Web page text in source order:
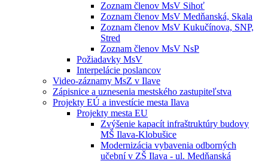
Zoznam členov MsV Sihoť
Zoznam členov MsV Medňanská, Skala
Zoznam členov MsV Kukučínova, SNP,
Stred
Zoznam členov MsV NsP
Požiadavky MsV
Interpelácie poslancov
Video-záznamy MsZ v Ilave
Zápisnice a uznesenia mestského zastupiteľstva
Projekty EÚ a investície mesta Ilava
Projekty mesta EU
Zvýšenie kapacít infraštruktúry budovy
MŠ Ilava-Klobušice
Modernizácia vybavenia odborných
učební v ZŠ Ilava - ul. Medňanská